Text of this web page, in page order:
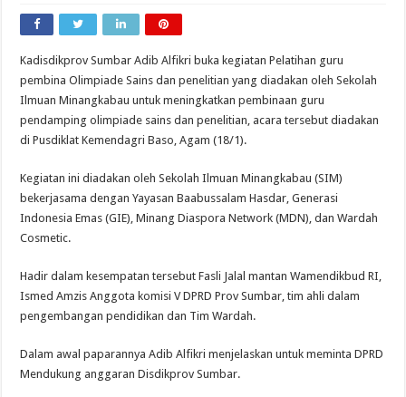
Kadisdikprov Sumbar Adib Alfikri buka kegiatan Pelatihan guru
pembina Olimpiade Sains dan penelitian yang diadakan oleh Sekolah
Ilmuan Minangkabau untuk meningkatkan pembinaan guru
pendamping olimpiade sains dan penelitian, acara tersebut diadakan
di Pusdiklat Kemendagri Baso, Agam (18/1).
Kegiatan ini diadakan oleh Sekolah Ilmuan Minangkabau (SIM)
bekerjasama dengan Yayasan Baabussalam Hasdar, Generasi
Indonesia Emas (GIE), Minang Diaspora Network (MDN) , dan Wardah
Cosmetic.
Hadir dalam kesempatan tersebut Fasli Jalal mantan Wamendikbud RI,
Ismed Amzis Anggota komisi V DPRD Prov Sumbar, tim ahli dalam
pengembangan pendidikan dan Tim Wardah.
Dalam awal paparannya Adib Alfikri menjelaskan untuk meminta DPRD
Mendukung anggaran Disdikprov Sumbar.